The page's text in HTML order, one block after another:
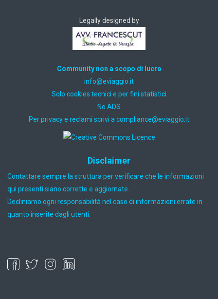
Legally designed by
Community non a scopo di lucro
ti.oiggaive@ofni
Solo cookies tecnici e per fini statistici
No ADS
Per privacy e reclami scrivi a ti.oiggaive@ecnailpmoc
Disclaimer
Contattare sempre la struttura per verificare che le informazioni
qui presenti siano corrette e aggiornate.
Decliniamo ogni responsabilità nel caso di informazioni errate in
quanto inserite dagli utenti.